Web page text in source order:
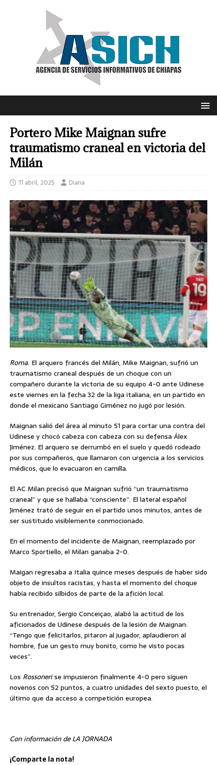
Portero Mike Maignan sufre
traumatismo craneal en victoria del
Milán
11 abril, 2025 Diana
Roma. El arquero francés del Milán, Mike Maignan, sufrió un
traumatismo craneal después de un choque con un
compañero durante la victoria de su equipo 4-0 ante Udinese
este viernes en la fecha 32 de la liga italiana, en un partido en
donde el mexicano Santiago Giménez no jugó por lesión.
Maignan salió del área al minuto 51 para cortar una contra del
Udinese y chocó cabeza con cabeza con su defensa Álex
Jiménez. El arquero se derrumbó en el suelo y quedó rodeado
por sus compañeros, que llamaron con urgencia a los servicios
médicos, que lo evacuaron en camilla.
El AC Milan precisó que Maignan sufrió “un traumatismo
craneal” y que se hallaba “consciente”. El lateral español
Jiménez trató de seguir en el partido unos minutos, antes de
ser sustituido visiblemente conmocionado.
En el momento del incidente de Maignan, reemplazado por
Marco Sportiello, el Milan ganaba 2-0.
Maigan regresaba a Italia quince meses después de haber sido
objeto de insultos racistas, y hasta el momento del choque
había recibido silbidos de parte de la afición local.
Su entrenador, Sergio Conceiçao, alabó la actitud de los
aficionados de Udinese después de la lesión de Maignan:
“Tengo que felicitarlos, pitaron al jugador, aplaudieron al
hombre, fue un gesto muy bonito, como he visto pocas
veces”.
Los Rossonerise impusieron finalmente 4-0 pero siguen
novenos con 52 puntos, a cuatro unidades del sexto puesto, el
último que da acceso a competición europea.
Con información de LA JORNADA
¡Comparte la nota!